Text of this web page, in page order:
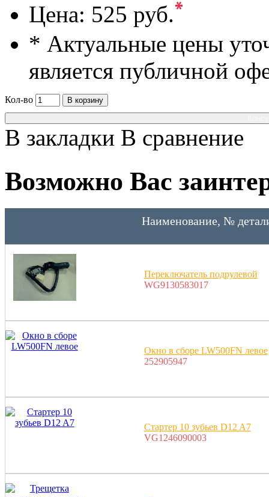
Цена: 525 руб.*
* Актуальные цены
является публичной
Кол-во
В корзину
В закладки В сравнение
Возможно Вас
Наименование, №
Переключатель подрулевой
WG9130583017
Окно в сборе LW500FN левое
252905947
Стартер 10 зубьев D12 A7
VG1246090003